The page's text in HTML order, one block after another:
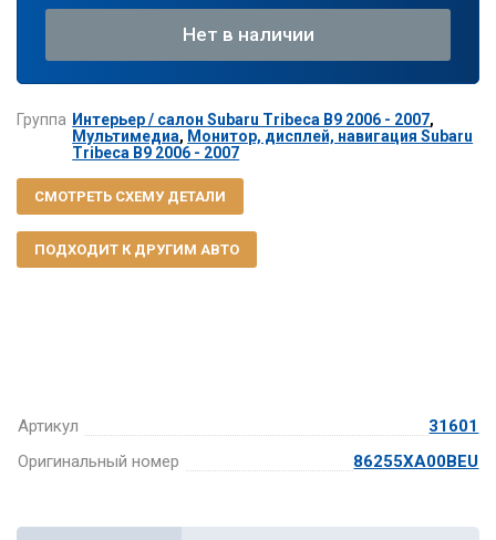
Артикул
31601
Оригинальный номер
86255XA00BEU
Нет в наличии
Группа Интерьер / салон Subaru Tribeca B9 2006 - 2007,
Мультимедиа, Монитор, дисплей, навигация Subaru
Tribeca B9 2006 - 2007
СМОТРЕТЬ СХЕМУ ДЕТАЛИ
ПОДХОДИТ К ДРУГИМ АВТО